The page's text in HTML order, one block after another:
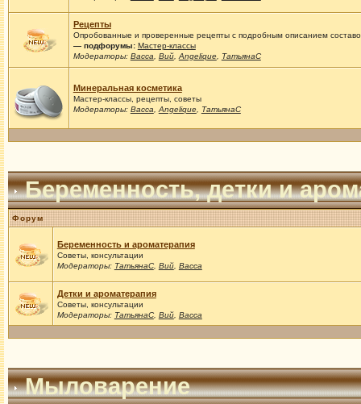
Рецепты
Опробованные и проверенные рецепты с подробным описанием
— подфорумы: Мастер-классы
Модераторы: Васса Вий, Angelique, ТатьянаС
Минеральная косметика
Мастер-классы, рецепты, советы
Модераторы: Васса Angelique, ТатьянаС
Беременность, детки и
Форум
Беременность и ароматерапия
Советы, консультации
Модераторы: ТатьянаС, Вий, Васса
Детки и ароматерапия
Советы, консультации
Модераторы: ТатьянаС, Вий, Васса
Мыловарение